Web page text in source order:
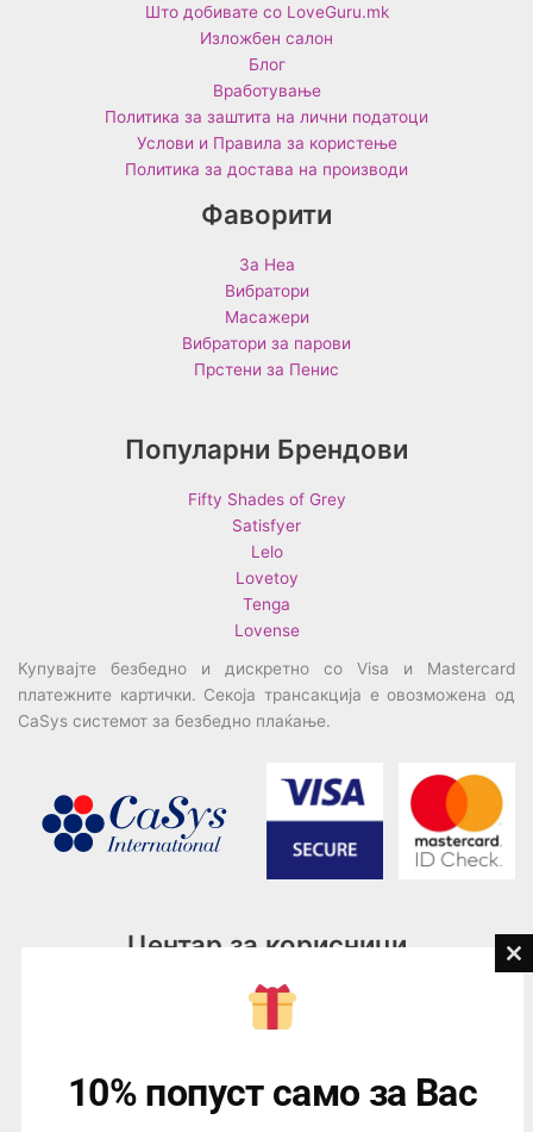
Што добивате со LoveGuru.mk
Изложбен салон
Блог
Вработување
Политика за заштита на лични податоци
Услови и Правила за користење
Политика за достава на производи
Фаворити
За Неа
Вибратори
Масажери
Вибратори за парови
Прстени за Пенис
Популарни Брендови
Fifty Shades of Grey
Satisfyer
Lelo
Lovetoy
Tenga
Lovense
Купувајте безбедно и дискретно со Visa и Mastercard
платежните картички. Секоја трансакција е овозможена од
CaSys системот за безбедно плаќање.
Центар за корисници
076945497; 076945498
contact@loveguru.mk
Саб – Нед: 10-18
10% попуст само за Вас